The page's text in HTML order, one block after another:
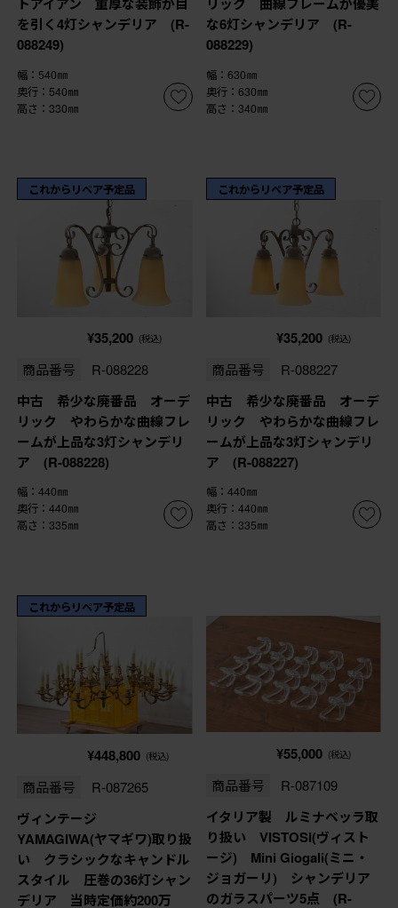
を引く4灯シャンデリア (R-
088249)
幅：540㎜
奥行：540㎜
高さ：330㎜
な6灯シャンデリア (R-
088229)
幅：630㎜
奥行：630㎜
高さ：340㎜
これからリペア予定品
¥35,200 (税込)
商品番号 R-088228
中古 希少な廃番品 オーデ
リック やわらかな曲線フレ
ームが上品な3灯シャンデリ
ア (R-088228)
幅：440㎜
奥行：440㎜
高さ：335㎜
これからリペア予定品
¥35,200 (税込)
商品番号 R-088227
中古 希少な廃番品 オーデ
リック やわらかな曲線フレ
ームが上品な3灯シャンデリ
ア (R-088227)
幅：440㎜
奥行：440㎜
高さ：335㎜
これからリペア予定品
¥448,800 (税込)
商品番号 R-087265
ヴィンテージ
YAMAGIWA(ヤマギワ)取り扱
い クラシックなキャンドル
スタイル 圧巻の36灯シャン
デリア 当時定価約200万
¥55,000 (税込)
商品番号 R-087109
イタリア製 ルミナベッラ取
り扱い VISTOSI(ヴィスト
ージ) Mini Giogali(ミニ・
ジョガーリ) シャンデリア
のガラスパーツ5点 (R-